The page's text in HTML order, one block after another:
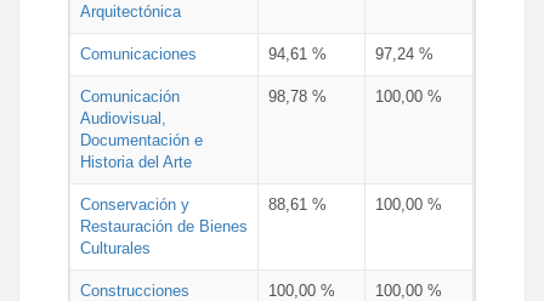
Arquitectónica
Comunicaciones 94,61 % 97,24 %
Comunicación
Audiovisual,
Documentación e
Historia del Arte
98,78 % 100,00 %
Conservación y
Restauración de Bienes
Culturales
88,61 % 100,00 %
Construcciones
100,00 % 100,00 %